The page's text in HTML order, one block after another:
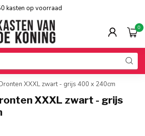
kasten op voorraad
0
XXXL zwart - grijs 400 x 240cm
XXXL zwart - grijs